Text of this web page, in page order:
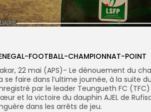
FOOTBALL-CHAMPIONNAT-POINT
22 mai (APS)- Le dénouement du
se faire dans l’ultime journée, à la suite
par le leader Teungueth FC
et la victoire du dauphin AJEL de
dans les arrêts de jeu.